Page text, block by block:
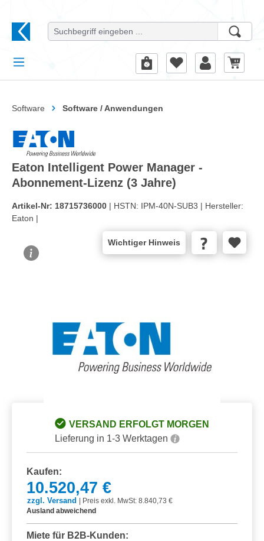
Software Software / Anwendungen
Eaton Intelligent Power Manager -
Abonnement-Lizenz (3 Jahre)
Artikel-Nr: 18715736000 | HSTN: IPM-40N-SUB3 | Hersteller:
Eaton |
Wichtiger Hinweis
VERSAND ERFOLGT MORGEN
Lieferung in 1-3 Werktagen
Kaufen:
10.520,47 €
zzgl. Versand | Preis exkl. MwSt: 8.840,73 €
Ausland abweichend
Miete für B2B-Kunden: